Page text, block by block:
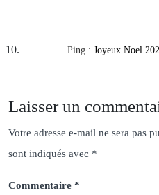
Ping : Joyeux Noel
Laisser un
Votre adresse e-mail ne sera pas
sont indiqués avec *
Commentaire *